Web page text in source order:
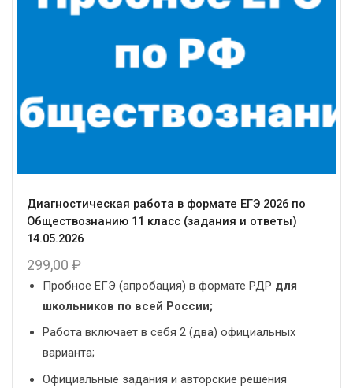
Диагностическая работа в формате ЕГЭ 2026 по
Обществознанию 11 класс (задания и ответы)
14.05.2026
299,00 ₽
Пробное ЕГЭ (апробация) в формате РДР для
школьников по всей России;
Работа включает в себя 2 (два) официальных
варианта;
Официальные задания и авторские решения